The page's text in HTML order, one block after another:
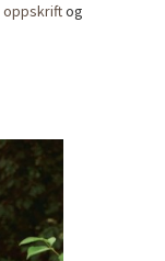
oppskriftog